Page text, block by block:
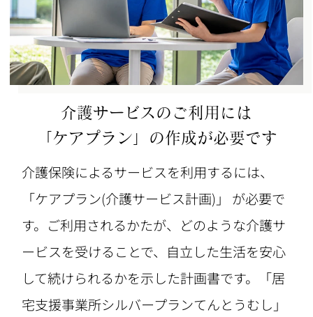
介護サービスのご利用には
「ケアプラン」の作成が必要です
介護保険によるサービスを利用するには、
「ケアプラン(介護サービス計画)」 が必要で
す。ご利用されるかたが、どのような介護サ
ービスを受けることで、自立した生活を安心
して続けられるかを示した計画書です。「居
宅支援事業所シルバープランてんとうむし」